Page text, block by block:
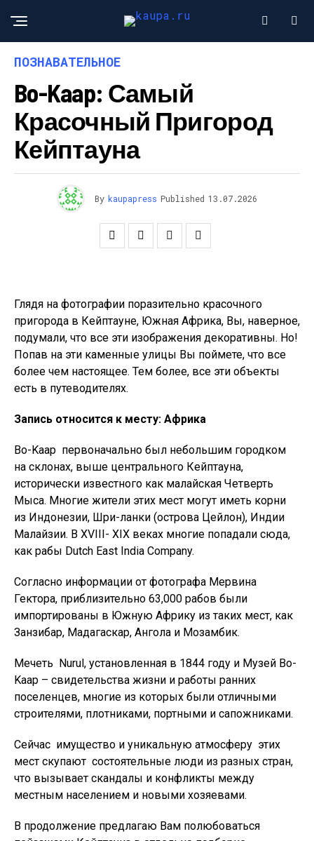
ПОЗНАВАТЕЛЬНОЕ
Bo-Kaap: Самый
Красочный Пригород
Кейптауна
By kaupapress Published 13.07.2026
Глядя на фотографии поразительно красочного
пригорода в Кейптауне, Южная Африка, Вы, наверное,
подумали, что все эти изображения декоративны. Но!
Попав на эти каменные улицы Вы поймете, что все
более чем настоящее. Тем более, все эти объекты
есть в путеводителях.
Запись относится к месту: Африка
Bo-Kaap первоначально был небольшим городком
на склонах, выше центрального Кейптауна,
исторически известного как малайская Четверть
Мыса. Многие жители этих мест могут иметь корни
из Индонезии, Шри-ланки (острова Цейлон), Индии
Малайзии. В XVIII- XIX веках многие попадали сюда,
как рабы Dutch East India Company.
Согласно информации от фотографа Мервина
Гектора, приблизительно 63,000 рабов были
импортированы в Южную Африку из таких мест, как
Занзибар, Мадагаскар, Ангола и Мозамбик.
Мечеть Nurul, установленная в 1844 году и Музей Bo-
Kaap – свидетельства жизни и работы ранних
поселенцев, многие из которых были отличными
строителями, плотниками, портными и сапожниками.
Сейчас имущество и уникальную атмосферу этих
мест скупают состоятельные люди из разных стран,
что вызывает скандалы и конфликты между
местным населением и новыми хозяевами.
В продолжение предлагаю Вам полюбоваться